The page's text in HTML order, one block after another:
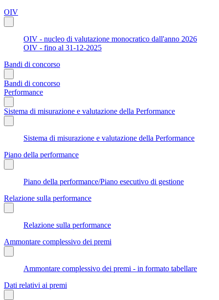
OIV
OIV - nucleo di valutazione monocratico dall'anno 2026
OIV - fino al 31-12-2025
Bandi di concorso
Bandi di concorso
Performance
Sistema di misurazione e valutazione della Performance
Sistema di misurazione e valutazione della Performance
Piano della performance
Piano della performance/Piano esecutivo di gestione
Relazione sulla performance
Relazione sulla performance
Ammontare complessivo dei premi
Ammontare complessivo dei premi - in formato tabellare
Dati relativi ai premi